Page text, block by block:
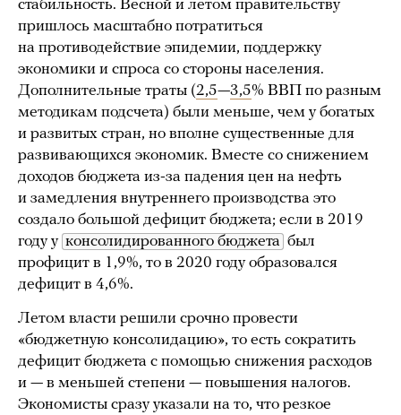
стабильность. Весной и летом правительству
пришлось масштабно потратиться
на противодействие эпидемии, поддержку
экономики и спроса со стороны населения.
Дополнительные траты (2,5—3,5% ВВП по разным
методикам подсчета) были меньше, чем у богатых
и развитых стран, но вполне существенные для
развивающихся экономик. Вместе со снижением
доходов бюджета из-за падения цен на нефть
и замедления внутреннего производства это
создало большой дефицит бюджета; если в 2019
году у консолидированного бюджета был
профицит в 1,9%, то в 2020 году образовался
дефицит в 4,6%.
Летом власти решили срочно провести
«бюджетную консолидацию», то есть сократить
дефицит бюджета с помощью снижения расходов
и — в меньшей степени — повышения налогов.
Экономисты сразу указали на то, что резкое